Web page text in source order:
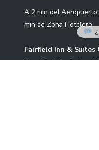
A 2 min del
min de Zona Hotelera
Fairfield Inn & Suites
Donaldo Colosio Sm